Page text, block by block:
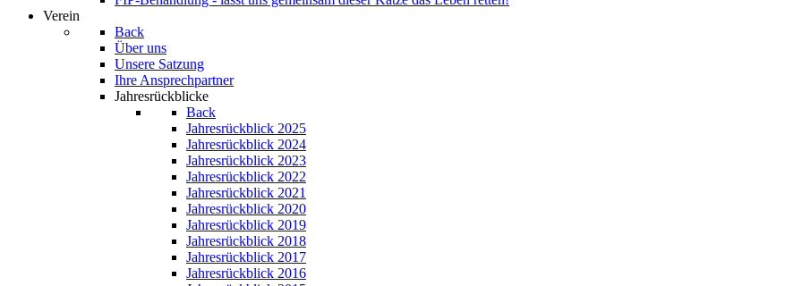
Verein
Back
Über uns
Unsere Satzung
Ihre Ansprechpartner
Jahresrückblicke
Back
Jahresrückblick 2025
Jahresrückblick 2024
Jahresrückblick 2023
Jahresrückblick 2022
Jahresrückblick 2021
Jahresrückblick 2020
Jahresrückblick 2019
Jahresrückblick 2018
Jahresrückblick 2017
Jahresrückblick 2016